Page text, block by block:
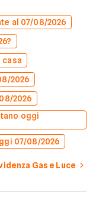
al 07/08/2026
casa
2026
2026
oggi
07/08/2026
Gas e Luce